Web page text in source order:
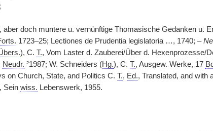
doch muntere u. vernünftige Thomasische Gedanken u.
1723–25; Lectiones de Prudentia legislatoria …, 1740; –
), C. T., Vom Laster d. Zauberei/Über d. Hexenprozesse/
Neudr. ²1987; W. Schneiders (Hg.), C. T., Ausgew. Werke, 17
on Church, State, and Politics C. T., Ed., Translated, and with
, Sein wiss. Lebenswerk, 1955.